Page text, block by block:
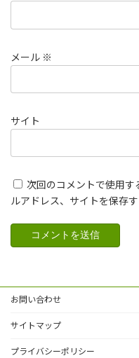
メール ※
サイト
次回のコメントで使用す
ルアドレス、サイトを保存す
お問い合わせ
サイトマップ
プライバシーポリシー